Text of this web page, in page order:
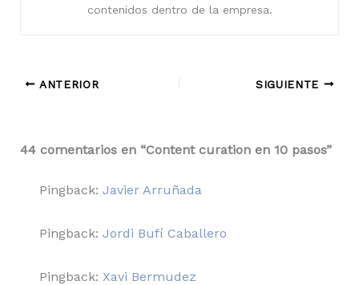
contenidos dentro de la empresa.
ANTERIOR SIGUIENTE
44 comentarios en “Content curation en 10 pasos”
Pingback: Javier Arruñada
Pingback: Jordi Bufí Caballero
Pingback: Xavi Bermudez